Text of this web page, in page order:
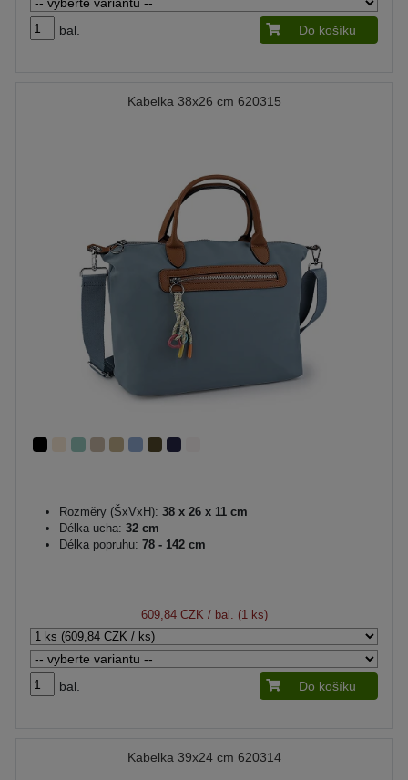
bal. Do košíku
Kabelka 38x26 cm 620315
Rozměry (ŠxVxH): 38 x 26 x 11 cm
Délka ucha: 32 cm
Délka popruhu: 78 - 142 cm
609,84 CZK / bal. (1 ks)
bal. Do košíku
Kabelka 39x24 cm 620314